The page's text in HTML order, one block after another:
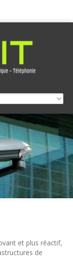
et plus réactif,
de